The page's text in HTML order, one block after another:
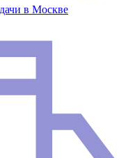
в Москве